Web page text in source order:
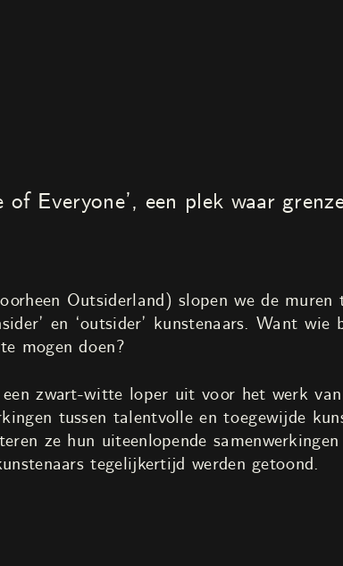
Everyone’, een plek waar
Outsiderland) slopen we de muren
en ‘outsider’ kunstenaars. Want
mogen doen?
zwart-witte loper uit voor het werk
tussen talentvolle en toegewijde
ze hun uiteenlopende
tegelijkertijd werden getoond.